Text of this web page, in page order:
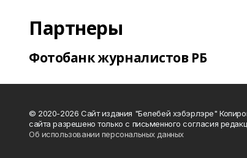
Партнеры
Фотобанк журналистов РБ
© 2020-2026 Сайт издания "Белебей хэбэрлэре"
сайта разрешено только с письменного согласия
Об использовании персональных данных